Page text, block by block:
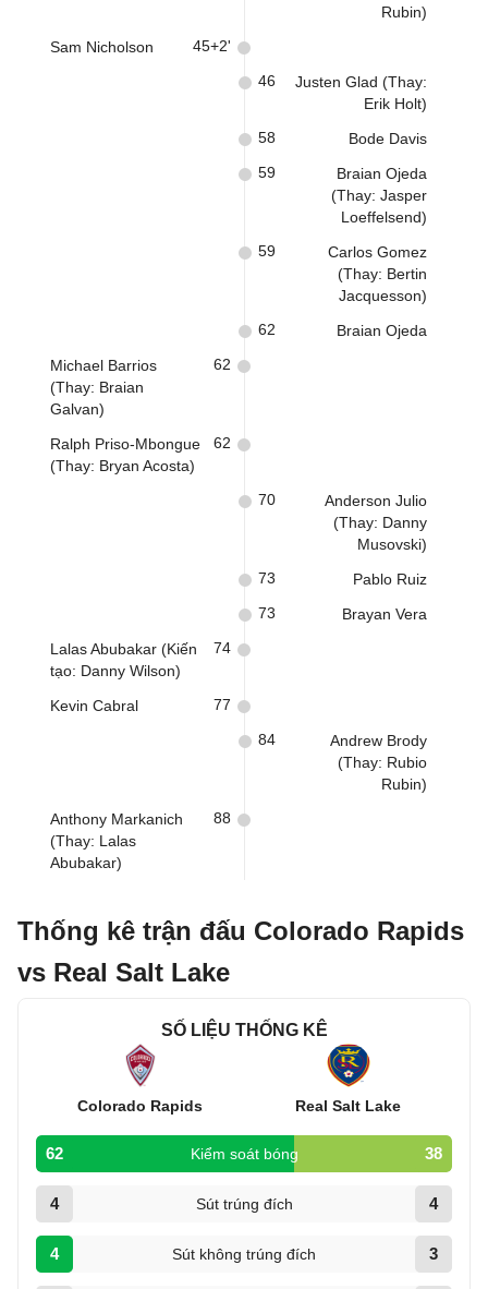
Rubin)
Sam Nicholson 45+2'
Justen Glad (Thay:
Erik Holt)
46
Bode Davis
58
Braian Ojeda
(Thay: Jasper
Loeffelsend)
59
Carlos Gomez
(Thay: Bertin
Jacquesson)
59
Braian Ojeda
62
Michael Barrios
(Thay: Braian
Galvan)
62
Ralph Priso-Mbongue
(Thay: Bryan Acosta)
62
Anderson Julio
(Thay: Danny
Musovski)
70
Pablo Ruiz
73
Brayan Vera
73
Lalas Abubakar (Kiến
tạo: Danny Wilson)
74
Kevin Cabral 77
Andrew Brody
(Thay: Rubio
Rubin)
84
Anthony Markanich
(Thay: Lalas
Abubakar)
88
Thống kê trận đấu Colorado Rapids
vs Real Salt Lake
SỐ LIỆU THỐNG KÊ
Colorado Rapids Real Salt Lake
62 Kiểm soát bóng 38
4 Sút trúng đích 4
4 Sút không trúng đích 3